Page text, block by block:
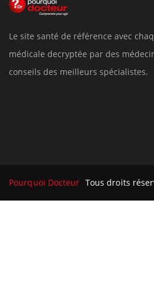
Le site santé de référence avec
médicale decryptée par des
conseils des meilleurs spécialistes.
Pourquoi Docteur Tous droits